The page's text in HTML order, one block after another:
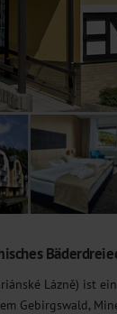
Lázně) ist
Gebirgswald,
Um
Diese